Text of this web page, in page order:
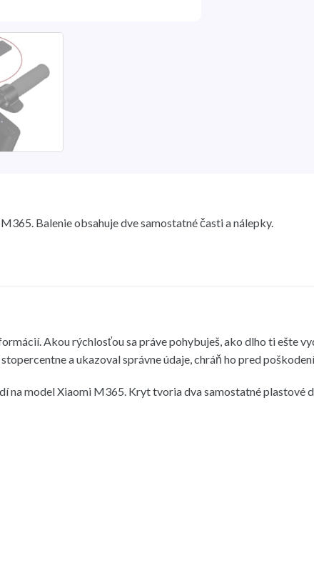
Balenie obsahuje dve samostatné časti a nálepky.
Akou rýchlosťou sa práve pohybuješ, ako dlho ti ešte
a ukazoval správne údaje, chráň ho pred
na model Xiaomi M365. Kryt tvoria dva samostatné plastové